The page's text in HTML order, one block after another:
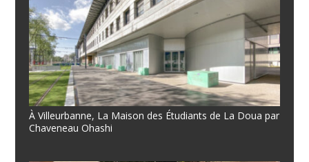
À Villeurbanne, La Maison des Étudiants de La Doua par
Chaveneau Ohashi